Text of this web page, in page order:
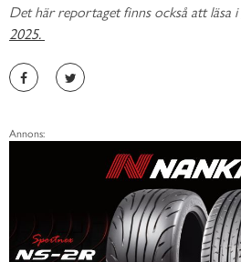
Det här reportaget finns också att läsa i
2025.
Annons: